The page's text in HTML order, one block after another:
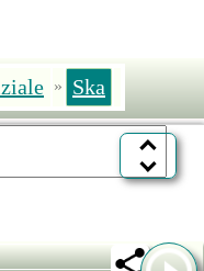
» Ska